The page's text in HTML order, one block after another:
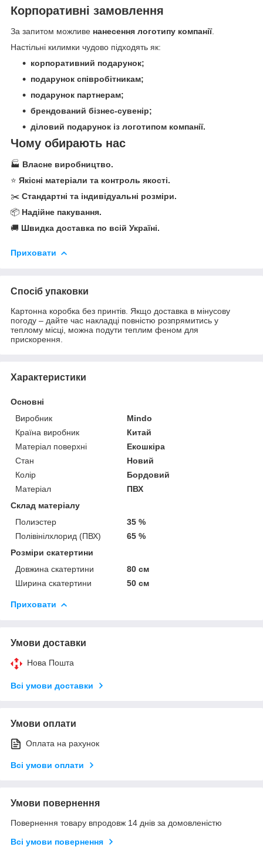
Корпоративні замовлення
За запитом можливе нанесення логотипу компанії.
Настільні килимки чудово підходять як:
корпоративний подарунок;
подарунок співробітникам;
подарунок партнерам;
брендований бізнес-сувенір;
діловий подарунок із логотипом компанії.
Чому обирають нас
🏭 Власне виробництво.
⭐ Якісні матеріали та контроль якості.
✂️ Стандартні та індивідуальні розміри.
📦 Надійне пакування.
🚚 Швидка доставка по всій Україні.
Приховати
Спосіб упаковки
Картонна коробка без принтів. Якщо доставка в мінусову
погоду – дайте час накладці повністю розпрямитись у
теплому місці, можна подути теплим феном для
прискорення.
Характеристики
Основні
Виробник
Mindo
Країна виробник
Китай
Матеріал поверхні
Екошкіра
Стан
Новий
Колір
Бордовий
Матеріал
ПВХ
Склад матеріалу
Полиэстер
35 %
Полівінілхлорид (ПВХ)
65 %
Розміри скатертини
Довжина скатертини
80 см
Ширина скатертини
50 см
Приховати
Умови доставки
Нова Пошта
Всі умови доставки
Умови оплати
Оплата на рахунок
Всі умови оплати
Умови повернення
Повернення товару впродовж 14 днів за домовленістю
Всі умови повернення